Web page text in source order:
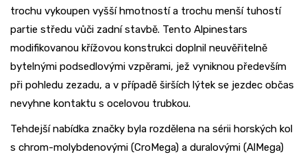
trochu vykoupen vyšší hmotností a trochu menší tuhostí
partie středu vůči zadní stavbě. Tento Alpinestars
modifikovanou křížovou konstrukci doplnil neuvěřitelně
bytelnými podsedlovými vzpěrami, jež vyniknou především
při pohledu zezadu, a v případě širších lýtek se jezdec občas
nevyhne kontaktu s ocelovou trubkou.
Tehdejší nabídka značky byla rozdělena na sérii horských kol
s chrom-molybdenovými (CroMega) a duralovými (AlMega)